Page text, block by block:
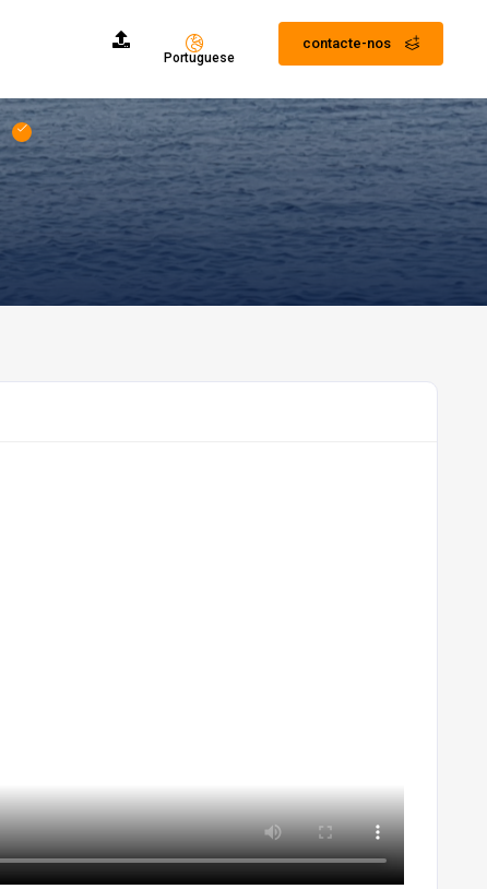
contacte-nos
Portuguese